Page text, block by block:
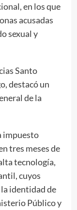
en los que
acusadas
sexual y
Santo
destacó un
de la
impuesto
tres meses de
tecnología,
cuyos
identidad de
Público y